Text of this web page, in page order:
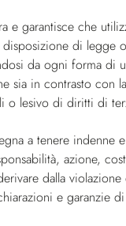
e garantisce che
di legge
da ogni forma di
sia in contrasto con
o lesivo di diritti di
a tenere indenne
azione,
dalla
e garanzie